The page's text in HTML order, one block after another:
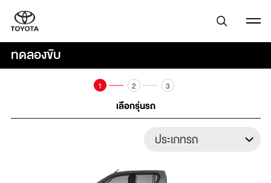
ทดลองขับ
1
เลือกรุ่นรถ
2 3